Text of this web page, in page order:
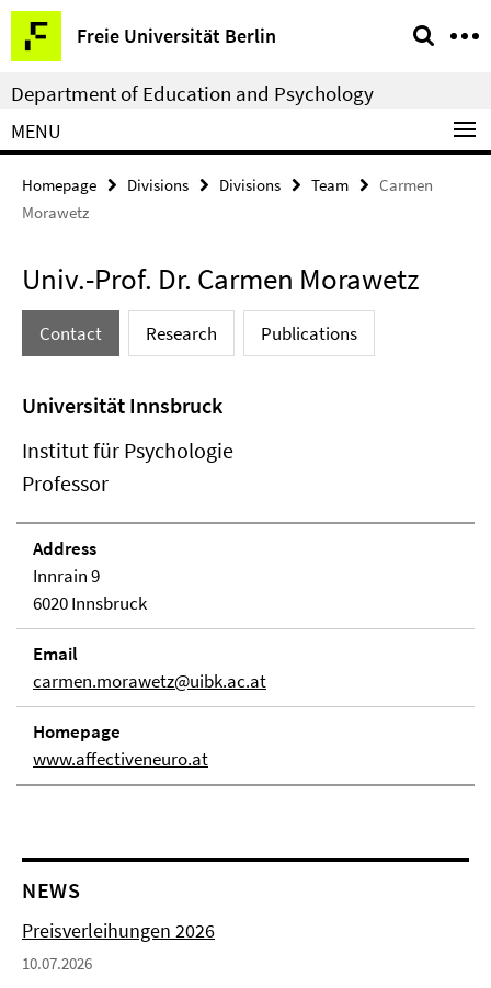
Springe
direkt
zu
Inhalt
Freie Universität Berlin
Service
Navigation
Department of Education and Psychology
MENU
Homepage Divisions Divisions Team
Carmen
Morawetz
Univ.-Prof. Dr. Carmen Morawetz
Contact Research Publications
Universität Innsbruck
Institut für Psychologie
Professor
Address
Innrain 9
6020 Innsbruck
Email
carmen.morawetz@uibk.ac.at
Homepage
www.affectiveneuro.at
NEWS
Preisverleihungen 2026
10.07.2026